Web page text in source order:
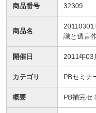
商品番号 32309
商品名
20110301
識と遺言
開催日 2011年03
カテゴリ PBセミナ
概要 PB補完セ